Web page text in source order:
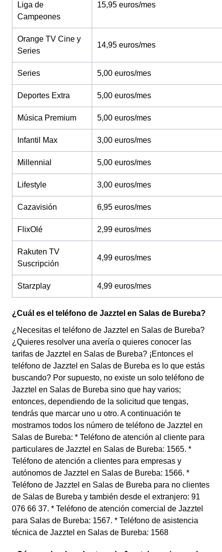
Liga de
Campeones
15,95 euros/mes
Orange TV Cine y
Series
14,95 euros/mes
Series 5,00 euros/mes
Deportes Extra 5,00 euros/mes
Música Premium 5,00 euros/mes
Infantil Max 3,00 euros/mes
Millennial 5,00 euros/mes
Lifestyle 3,00 euros/mes
Cazavisión 6,95 euros/mes
FlixOlé 2,99 euros/mes
Rakuten TV
Suscripción
4,99 euros/mes
Starzplay 4,99 euros/mes
¿Cuál es el teléfono de Jazztel en Salas de Bureba?
¿Necesitas el teléfono de Jazztel en Salas de Bureba?
¿Quieres resolver una avería o quieres conocer las
tarifas de Jazztel en Salas de Bureba? ¡Entonces el
teléfono de Jazztel en Salas de Bureba es lo que estás
buscando? Por supuesto, no existe un solo teléfono de
Jazztel en Salas de Bureba sino que hay varios;
entonces, dependiendo de la solicitud que tengas,
tendrás que marcar uno u otro. A continuación te
mostramos todos los número de teléfono de Jazztel en
Salas de Bureba: * Teléfono de atención al cliente para
particulares de Jazztel en Salas de Bureba: 1565. *
Teléfono de atención a clientes para empresas y
autónomos de Jazztel en Salas de Bureba: 1566. *
Teléfono de Jazztel en Salas de Bureba para no clientes
de Salas de Bureba y también desde el extranjero: 91
076 66 37. * Teléfono de atención comercial de Jazztel
para Salas de Bureba: 1567. * Teléfono de asistencia
técnica de Jazztel en Salas de Bureba: 1568